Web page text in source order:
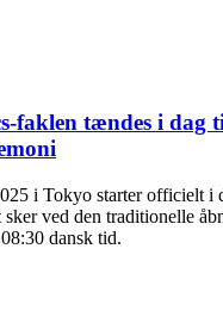
faklen tændes i dag
i Tokyo starter officielt i
ved den traditionelle
dansk tid.